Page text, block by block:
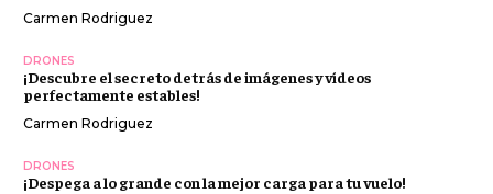
Carmen Rodriguez
DRONES
¡Descubre el secreto detrás de imágenes y vídeos
perfectamente estables!
Carmen Rodriguez
DRONES
¡Despega a lo grande con la mejor carga para tu vuelo!